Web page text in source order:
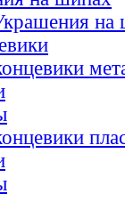
на